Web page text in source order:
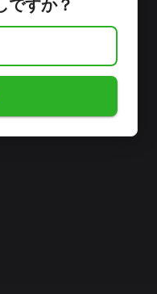
ですか？